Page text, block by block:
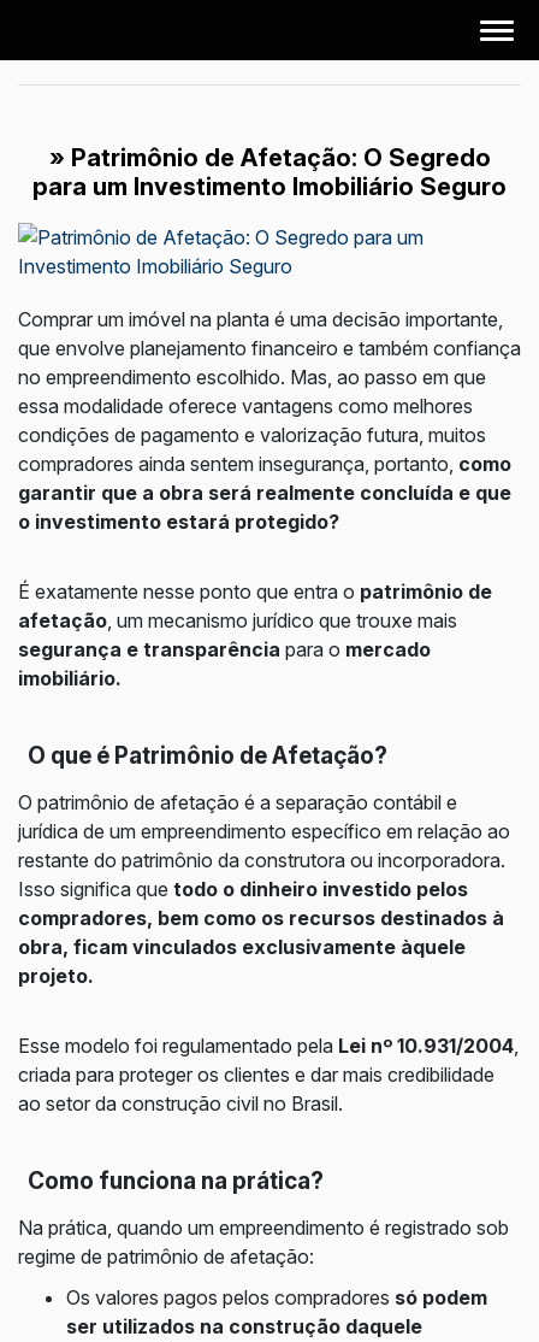
» Patrimônio de Afetação: O Segredo
para um Investimento Imobiliário Seguro
Comprar um imóvel na planta é uma decisão importante,
que envolve planejamento financeiro e também confiança
no empreendimento escolhido. Mas, ao passo em que
essa modalidade oferece vantagens como melhores
condições de pagamento e valorização futura, muitos
compradores ainda sentem insegurança, portanto, como
garantir que a obra será realmente concluída e que
o investimento estará protegido?
É exatamente nesse ponto que entra o patrimônio de
afetação, um mecanismo jurídico que trouxe mais
segurança e transparência para o mercado
imobiliário.
O que é Patrimônio de Afetação?
O patrimônio de afetação é a separação contábil e
jurídica de um empreendimento específico em relação ao
restante do patrimônio da construtora ou incorporadora.
Isso significa que todo o dinheiro investido pelos
compradores, bem como os recursos destinados à
obra, ficam vinculados exclusivamente àquele
projeto.
Esse modelo foi regulamentado pela Lei nº 10.931/2004,
criada para proteger os clientes e dar mais credibilidade
ao setor da construção civil no Brasil.
Como funciona na prática?
Na prática, quando um empreendimento é registrado sob
regime de patrimônio de afetação:
Os valores pagos pelos compradores só podem
ser utilizados na construção daquele